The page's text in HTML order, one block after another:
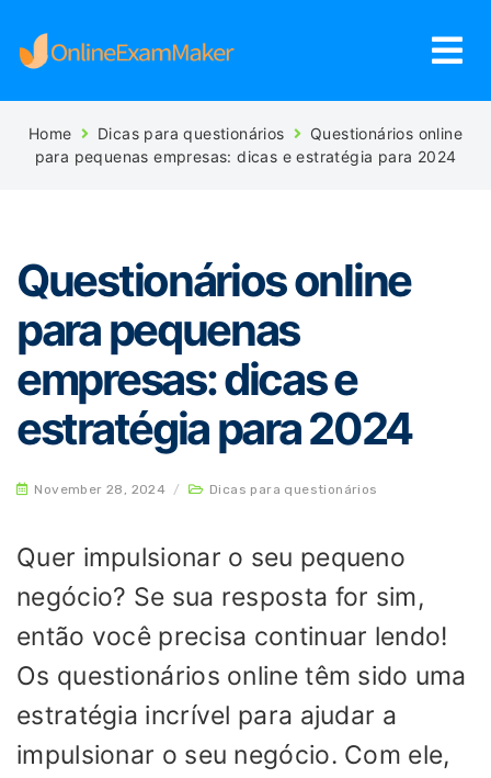
Home Dicas para questionários
Questionários online
para pequenas empresas: dicas e estratégia para 2024
Questionários online
para pequenas
empresas: dicas e
estratégia para 2024
November 28, 2024 / Dicas para questionários
Quer impulsionar o seu pequeno
negócio? Se sua resposta for sim,
então você precisa continuar lendo!
Os questionários online têm sido uma
estratégia incrível para ajudar a
impulsionar o seu negócio. Com ele,